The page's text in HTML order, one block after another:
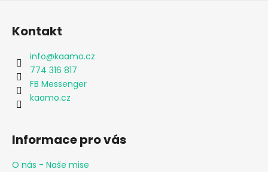
Kontakt
info@kaamo.cz
774 316 817
FB Messenger
kaamo.cz
Informace pro vás
O nás - Naše mise